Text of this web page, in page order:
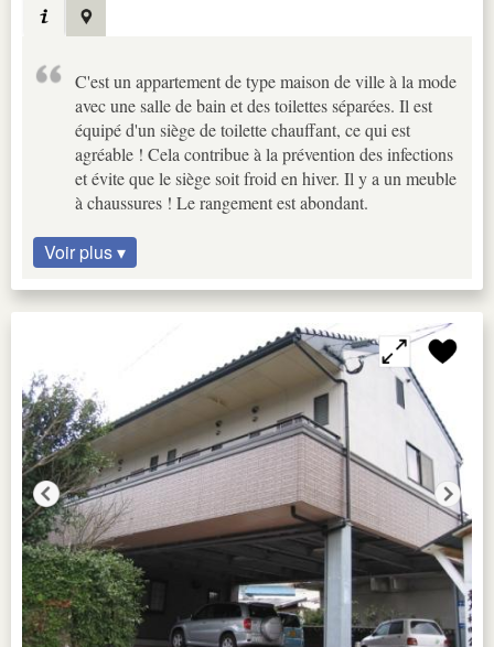
C'est un appartement de type maison de ville à la mode
avec une salle de bain et des toilettes séparées. Il est
équipé d'un siège de toilette chauffant, ce qui est
agréable ! Cela contribue à la prévention des infections
et évite que le siège soit froid en hiver. Il y a un meuble
à chaussures ! Le rangement est abondant.
Voir plus ▾